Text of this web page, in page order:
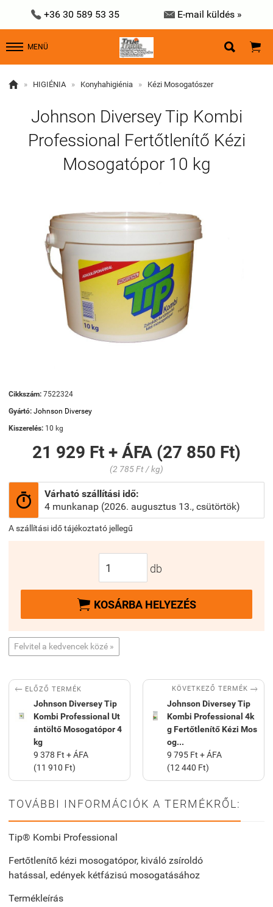
 +36 30 589 53 35  E-mail küldés »
MENÜ  
 » HIGIÉNIA » Konyhahigiénia » Kézi Mosogatószer
Johnson Diversey Tip Kombi
Professional Fertőtlenítő Kézi
Mosogatópor 10 kg
Cikkszám: 7522324
Gyártó: Johnson Diversey
Kiszerelés: 10 kg
21 929 Ft + ÁFA (27 850 Ft)
(2 785 Ft / kg)

Várható szállítási idő:
4 munkanap (2026. augusztus 13., csütörtök)
A szállítási idő tájékoztató jellegű
db
 KOSÁRBA HELYEZÉS
Felvitel a kedvencek közé »
 ELŐZŐ TERMÉK
Johnson Diversey Tip
Kombi Professional Ut
ántöltő Mosogatópor 4
kg
9 378 Ft + ÁFA
(11 910 Ft)
KÖVETKEZŐ TERMÉK 
Johnson Diversey Tip
Kombi Professional 4k
g Fertőtlenítő Kézi Mos
og...
9 795 Ft + ÁFA
(12 440 Ft)
TOVÁBBI INFORMÁCIÓK A TERMÉKRŐL:
Tip® Kombi Professional
Fertőtlenítő kézi mosogatópor, kiváló zsíroldó
hatással, edények kétfázisú mosogatásához
Termékleírás